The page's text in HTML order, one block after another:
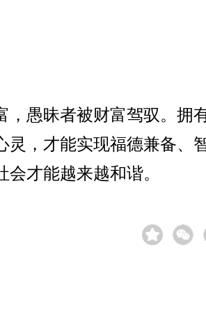
愚昧者被财富驾驭。拥
灵，才能实现福德兼备、
才能越来越和谐。